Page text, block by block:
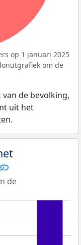
op 1 januari 2025
om de
de bevolking,
uit het
de